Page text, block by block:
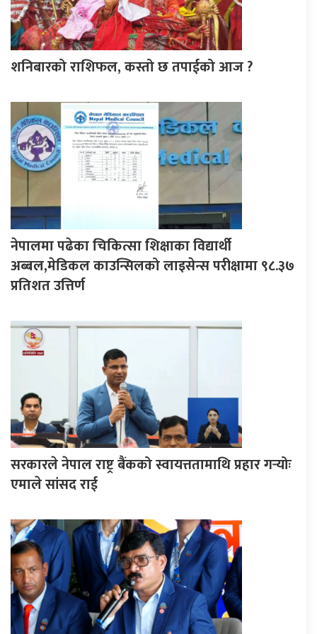
शनिबारको राशिफल, कस्तो छ तपाईको आज ?
नेपालमा पढेका चिकित्सा शिक्षाका विद्यार्थी
अब्बल,मेडिकल काउन्सिलको लाइसेन्स परीक्षामा ९८.३७
प्रतिशत उत्तिर्ण
सरकारले नेपाल राष्ट्र बैंकको स्वायत्ततामाथि प्रहार गर्‍योः
एमाले सांसद राई